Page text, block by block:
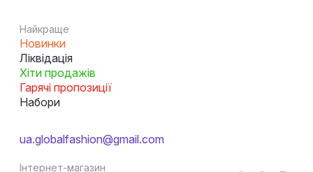
Найкраще
Новинки
Ліквідація
Хіти продажів
Гарячі пропозиції
Набори
ua.globalfashion@gmail.com
Інтернет-магазин